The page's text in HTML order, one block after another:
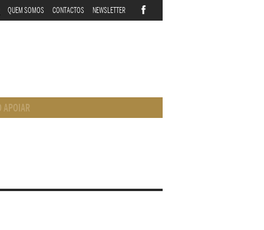
QUEM SOMOS CONTACTOS NEWSLETTER
APOIAR